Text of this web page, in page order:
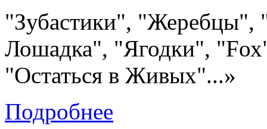
"Зубастики", "Жеребцы",
Лошадка", "Ягодки",
"Остаться в Живых"...»
Подробнее